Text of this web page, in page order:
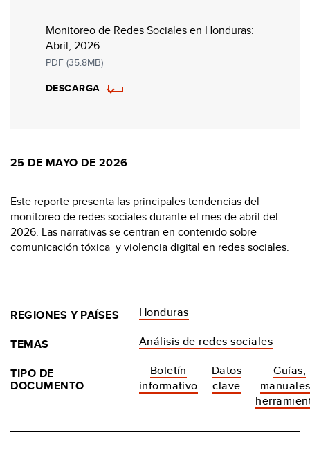
Monitoreo de Redes Sociales en Honduras:
Abril, 2026
PDF (35.8MB)
DESCARGA
25 DE MAYO DE 2026
Este reporte presenta las principales tendencias del
monitoreo de redes sociales durante el mes de abril del
2026. Las narrativas se centran en contenido sobre
comunicación tóxica y violencia digital en redes sociales.
REGIONES Y PAÍSES
Honduras
TEMAS
Análisis de redes sociales
TIPO DE
DOCUMENTO
Boletín
informativo
Datos
clave
Guías,